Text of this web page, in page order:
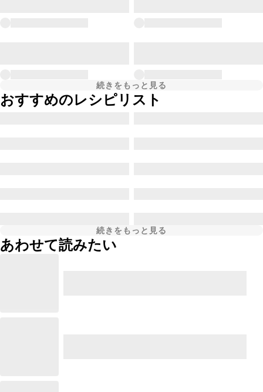
続きをもっと見る
おすすめのレシピリスト
続きをもっと見る
あわせて読みたい